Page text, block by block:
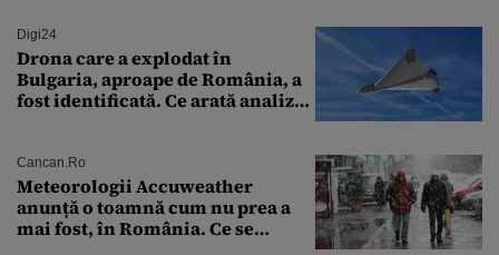
Digi24
Drona care a explodat în
Bulgaria, aproape de România, a
fost identificată. Ce arată analiza
Cancan.ro
Meteorologii Accuweather
anunță o toamnă cum nu prea a
mai fost, în România. Ce se